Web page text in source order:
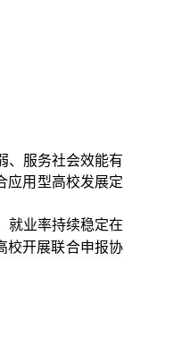
、服务社会效能有
应用型高校发展定
就业率持续稳定在
校开展联合申报协